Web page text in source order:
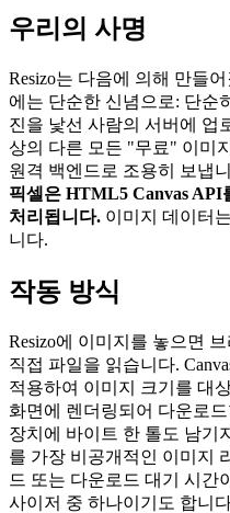
우리의 사명
Resizo는 다음에 의해 만들
에는 단순한 신념으로: 단순
진을 낯선 사람의 서버에 업
상의 다른 모든 "무료" 이미
원격 백엔드로 조용히 보냅
픽셀은 HTML5 Canvas API
처리됩니다. 이미지 데이터
니다.
작동 방식
Resizo에 이미지를 놓으면
직접 파일을 읽습니다.
적용하여 이미지 크기를 대
화면에 렌더링되어 다운로
장치에 바이트 한 톨도 남기
를 가장 비공개적인 이미지
드 또는 다운로드 대기 시간
사이저 중 하나이기도 합니